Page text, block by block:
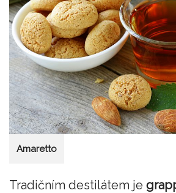
Amaretto
Tradičním destilátem je g